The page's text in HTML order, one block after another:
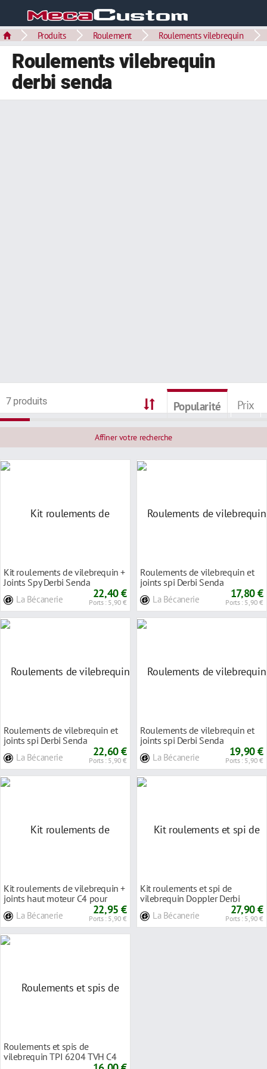
Produits Roulement Roulements vilebrequin
Roulements vilebrequin
derbi senda
7 produits Popularité Prix
Affiner votre recherche
Kit roulements de vilebrequin +
Joints Spy Derbi Senda
La Bécanerie 22,40 €
Ports : 5,90 €
Roulements de vilebrequin et
joints spi Derbi Senda
La Bécanerie 17,80 €
Ports : 5,90 €
Roulements de vilebrequin et
joints spi Derbi Senda
La Bécanerie 22,60 €
Ports : 5,90 €
Roulements de vilebrequin et
joints spi Derbi Senda
La Bécanerie 19,90 €
Ports : 5,90 €
Kit roulements de vilebrequin +
joints haut moteur C4 pour
La Bécanerie 22,95 €
Ports : 5,90 €
Kit roulements et spi de
vilebrequin Doppler Derbi
La Bécanerie 27,90 €
Ports : 5,90 €
Roulements et spis de
vilebrequin TPI 6204 TVH C4